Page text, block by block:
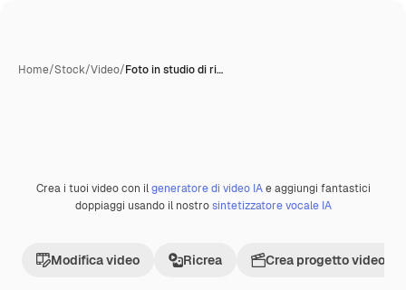
Home/Stock/Video/Foto in studio di ri…
Premium
Crea i tuoi video con ilgeneratore di video IAe aggiungi fantastici
doppiaggi usando il nostrosintetizzatore vocale IA
Modifica video Ricrea Crea progetto video